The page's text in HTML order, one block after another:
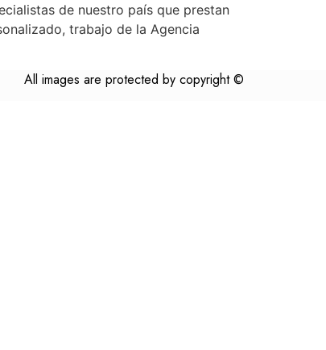
de nuestro país que prestan
trabajo de la Agencia
All images are protected by copyright ©